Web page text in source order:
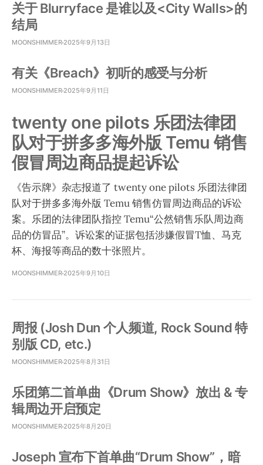
关于 Blurryface 是谁以及<City Walls>的
结局
MOONSHIMMER 2025年9月13日
有关《Breach》初听的感受与分析
MOONSHIMMER 2025年9月11日
twenty one pilots 乐团法律团
队对于拼多多海外版 Temu 销售
假冒周边商品提起诉讼
《告示牌》杂志报道了 twenty one pilots 乐团法律团
队对于拼多多海外版 Temu 销售仿冒周边商品的诉讼
案。乐团的法律团队指控 Temu“公然销售乐队周边商
品的仿冒品”。诉讼案的证据包括涉嫌假冒T恤、马克
杯、海报等商品的数十张照片。
MOONSHIMMER 2025年9月10日
周报 (Josh Dun 个人频道, Rock Sound 特
别版 CD, etc.)
MOONSHIMMER 2025年8月31日
乐团第二首单曲《Drum Show》放出 & 专
辑周边开启预定
MOONSHIMMER 2025年8月20日
Joseph 宣布下首单曲“Drum Show”，暗